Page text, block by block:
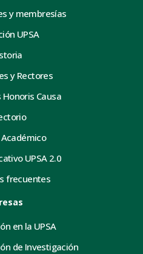
y membresías
UPSA
y Rectores
Causa
UPSA 2.0
frecuentes
en la UPSA
de Investigación